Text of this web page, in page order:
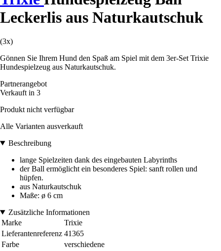
Leckerlis aus Naturkautschuk
(3x)
Gönnen Sie Ihrem Hund den Spaß am Spiel mit dem 3er-Set Trixie
Hundespielzeug aus Naturkautschuk.
Partnerangebot
Verkauft in 3
Produkt nicht verfügbar
Alle Varianten ausverkauft
Beschreibung
lange Spielzeiten dank des eingebauten Labyrinths
der Ball ermöglicht ein besonderes Spiel: sanft rollen und
hüpfen.
aus Naturkautschuk
Maße: ø 6 cm
Zusätzliche Informationen
Marke
Trixie
Lieferantenreferenz 41365
Farbe
verschiedene